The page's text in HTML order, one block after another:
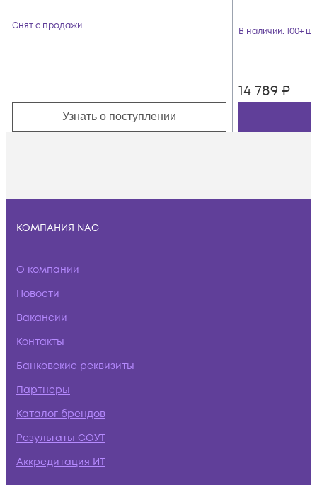
Снят с продажи
Узнать о поступлении
В наличии: 100+ шт
14 789 ₽
КОМПАНИЯ NAG
О компании
Новости
Вакансии
Контакты
Банковские реквизиты
Партнеры
Каталог брендов
Результаты СОУТ
Аккредитация ИТ